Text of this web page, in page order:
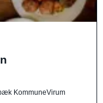
KommuneVirum